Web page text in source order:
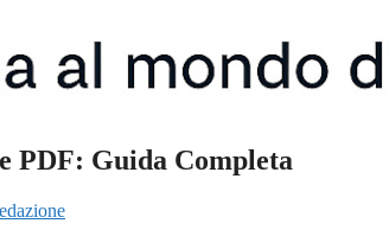
Guida Completa